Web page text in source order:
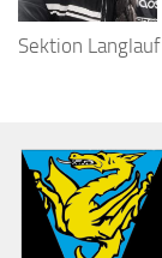
Sektion Langlauf